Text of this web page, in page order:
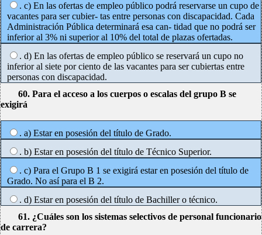
. c) En las ofertas de empleo público podrá reservarse un cupo de
vacantes para ser cubier- tas entre personas con discapacidad. Cada
Administración Pública determinará esa can- tidad que no podrá ser
inferior al 3% ni superior al 10% del total de plazas ofertadas.
. d) En las ofertas de empleo público se reservará un cupo no
inferior al siete por ciento de las vacantes para ser cubiertas entre
personas con discapacidad.
60. Para el acceso a los cuerpos o escalas del grupo B se
exigirá
. a) Estar en posesión del título de Grado.
. b) Estar en posesión del título de Técnico Superior.
. c) Para el Grupo B 1 se exigirá estar en posesión del título de
Grado. No así para el B 2.
. d) Estar en posesión del título de Bachiller o técnico.
61. ¿Cuáles son los sistemas selectivos de personal funcionario
de carrera?